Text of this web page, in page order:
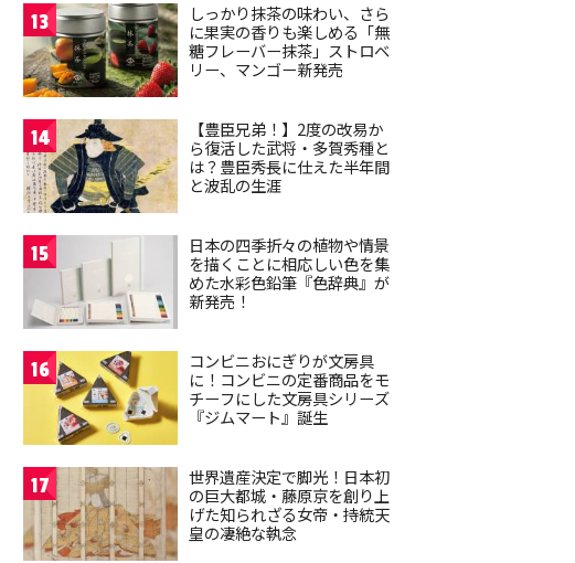
13
しっかり抹茶の味わい、さら
に果実の香りも楽しめる「無
糖フレーバー抹茶」ストロベ
リー、マンゴー新発売
14
【豊臣兄弟！】2度の改易か
ら復活した武将・多賀秀種と
は？豊臣秀長に仕えた半年間
と波乱の生涯
15
日本の四季折々の植物や情景
を描くことに相応しい色を集
めた水彩色鉛筆『色辞典』が
新発売！
16
コンビニおにぎりが文房具
に！コンビニの定番商品をモ
チーフにした文房具シリーズ
『ジムマート』誕生
17
世界遺産決定で脚光！日本初
の巨大都城・藤原京を創り上
げた知られざる女帝・持統天
皇の凄絶な執念